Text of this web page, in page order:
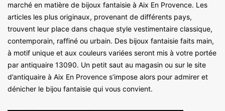
marché en matière de bijoux fantaisie à Aix En Provence. Les
articles les plus originaux, provenant de différents pays,
trouvent leur place dans chaque style vestimentaire classique,
contemporain, raffiné ou urbain. Des bijoux fantaisie faits main,
à motif unique et aux couleurs variées seront mis à votre portée
par antiquaire 13090. Un petit saut au magasin ou sur le site
d’antiquaire à Aix En Provence s’impose alors pour admirer et
dénicher le bijou fantaisie qui vous convient.